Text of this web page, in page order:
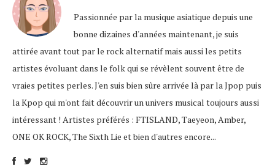
Passionnée par la musique asiatique depuis une
bonne dizaines d'années maintenant, je suis
attirée avant tout par le rock alternatif mais aussi les petits
artistes évoluant dans le folk qui se révèlent souvent être de
vraies petites perles. J'en suis bien sûre arrivée là par la Jpop puis
la Kpop qui m'ont fait découvrir un univers musical toujours aussi
intéressant ! Artistes préférés : FTISLAND, Taeyeon, Amber,
ONE OK ROCK, The Sixth Lie et bien d'autres encore...